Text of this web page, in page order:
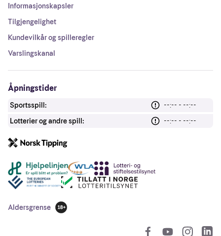
Informasjonskapsler
Tilgjengelighet
Kundevilkår og spilleregler
Varslingskanal
Åpningstider
Sportsspill:
--:-- - --:--
Lotterier og andre spill:
--:-- - --:--
Andre lenker
Aldersgrense
18 år